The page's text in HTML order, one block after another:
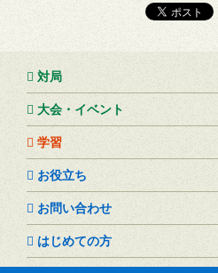
対局
大会・イベント
学習
お役立ち
お問い合わせ
はじめての方